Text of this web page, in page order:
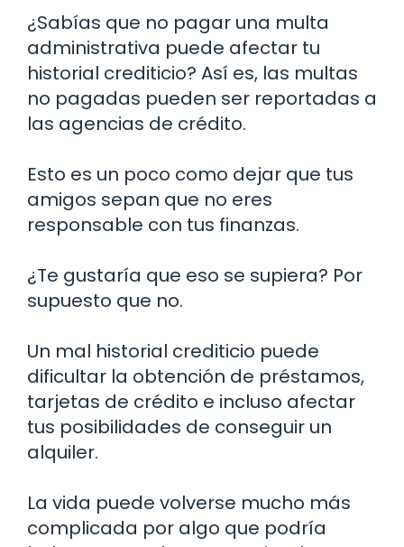
¿Sabías que no pagar una multa
administrativa puede afectar tu
historial crediticio? Así es, las multas
no pagadas pueden ser reportadas a
las agencias de crédito.
Esto es un poco como dejar que tus
amigos sepan que no eres
responsable con tus finanzas.
¿Te gustaría que eso se supiera? Por
supuesto que no.
Un mal historial crediticio puede
dificultar la obtención de préstamos,
tarjetas de crédito e incluso afectar
tus posibilidades de conseguir un
alquiler.
La vida puede volverse mucho más
complicada por algo que podría